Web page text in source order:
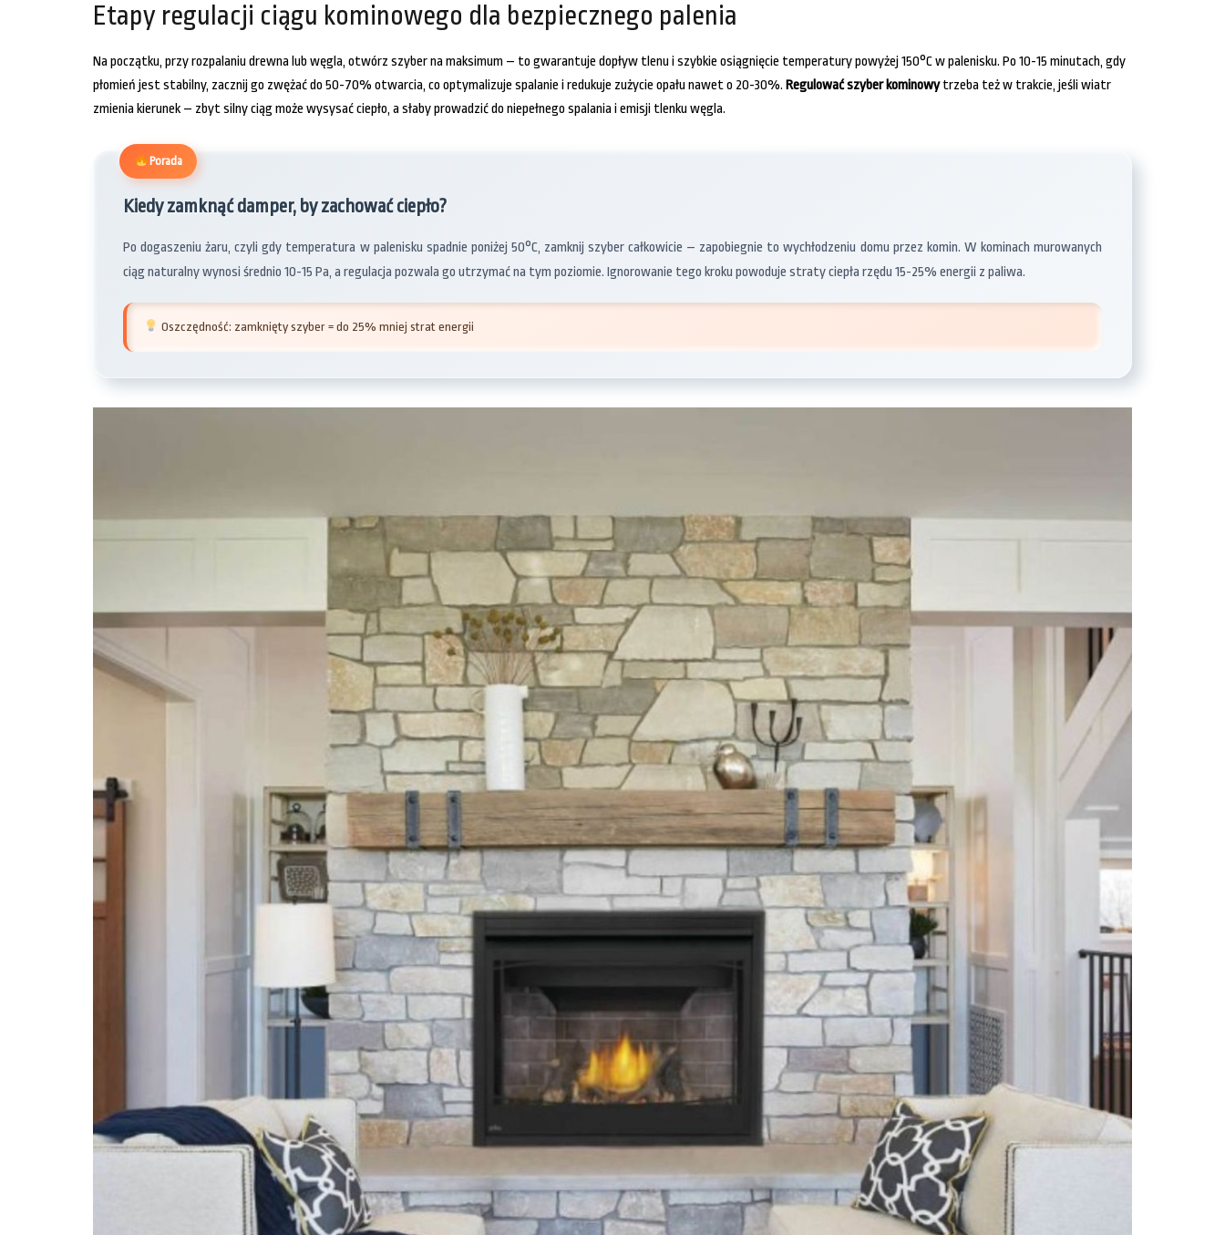
Etapy regulacji ciągu kominowego dla bezpiecznego palenia
Na początku, przy rozpalaniu drewna lub węgla, otwórz szyber na maksimum – to gwarantuje dopływ tlenu i szybkie osiągnięcie temperatury powyżej 150°C w palenisku. Po 10-15 minutach, gdy
płomień jest stabilny, zacznij go zwężać do 50-70% otwarcia, co optymalizuje spalanie i redukuje zużycie opału nawet o 20-30%. Regulować szyber kominowytrzeba też w trakcie, jeśli wiatr
zmienia kierunek – zbyt silny ciąg może wysysać ciepło, a słaby prowadzić do niepełnego spalania i emisji tlenku węgla.
Porada
Kiedy zamknąć damper, by zachować ciepło?
Po dogaszeniu żaru, czyli gdy temperatura w palenisku spadnie poniżej 50°C, zamknij szyber całkowicie – zapobiegnie to wychłodzeniu domu przez komin. W kominach murowanych
ciąg naturalny wynosi średnio 10-15 Pa, a regulacja pozwala go utrzymać na tym poziomie. Ignorowanie tego kroku powoduje straty ciepła rzędu 15-25% energii z paliwa.
Oszczędność: zamknięty szyber = do 25% mniej strat energii